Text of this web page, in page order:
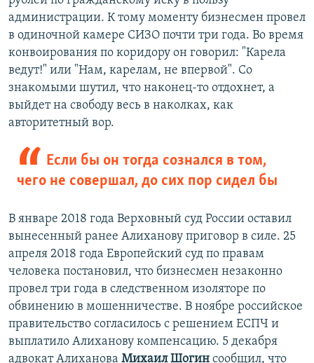
администрации. К тому моменту бизнесмен провел
в одиночной камере СИЗО почти три года. Во время
конвоирования по коридору он говорил: "Карела
ведут!" или "Нам, карелам, не впервой". Со
знакомыми шутил, что наконец-то отдохнет, а
выйдет на свободу весь в наколках, как
авторитетный вор.
Если бы он тогда сознался в том,
чего не совершал, до сих пор сидел бы
В январе 2018 года Верховный суд России оставил
вынесенный ранее Алиханову приговор в силе. 25
апреля 2018 года Европейский суд по правам
человека постановил, что бизнесмен незаконно
провел три года в следственном изоляторе по
обвинению в мошенничестве. В ноябре российское
правительство согласилось с решением ЕСПЧ и
выплатило Алиханову компенсацию. 5 декабря
адвокат Алиханова Михаил Шогин сообщил, что